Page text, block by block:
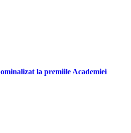
la premiile Academiei